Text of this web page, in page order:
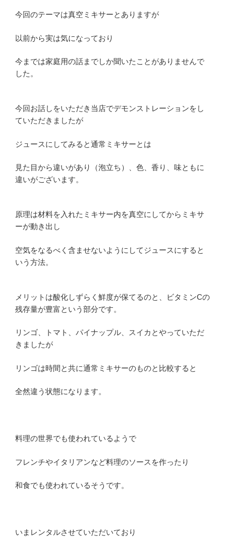
今回のテーマは真空ミキサーとありますが
以前から実は気になっており
今までは家庭用の話までしか聞いたことがありませんで
した。
今回お話しをいただき当店でデモンストレーションをし
ていただきましたが
ジュースにしてみると通常ミキサーとは
見た目から違いがあり（泡立ち）、色、香り、味ともに
違いがございます。
原理は材料を入れたミキサー内を真空にしてからミキサ
ーが動き出し
空気をなるべく含ませないようにしてジュースにすると
いう方法。
メリットは酸化しずらく鮮度が保てるのと、ビタミンCの
残存量が豊富という部分です。
リンゴ、トマト、パイナップル、スイカとやっていただ
きましたが
リンゴは時間と共に通常ミキサーのものと比較すると
全然違う状態になります。
料理の世界でも使われているようで
フレンチやイタリアンなど料理のソースを作ったり
和食でも使われているそうです。
いまレンタルさせていただいており